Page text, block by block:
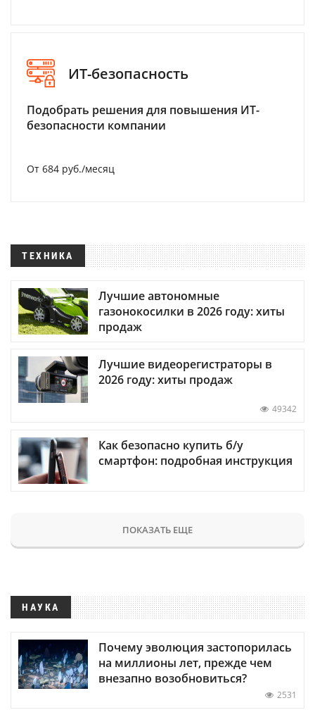
ИТ-безопасность
Подобрать решения для повышения ИТ-
безопасности компании
От 684 руб./месяц
ТЕХНИКА
Лучшие автономные
газонокосилки в 2026 году: хиты
продаж
Лучшие видеорегистраторы в
2026 году: хиты продаж
49342
Как безопасно купить б/у
смартфон: подробная инструкция
ПОКАЗАТЬ ЕЩЕ
НАУКА
Почему эволюция застопорилась
на миллионы лет, прежде чем
внезапно возобновиться?
2531